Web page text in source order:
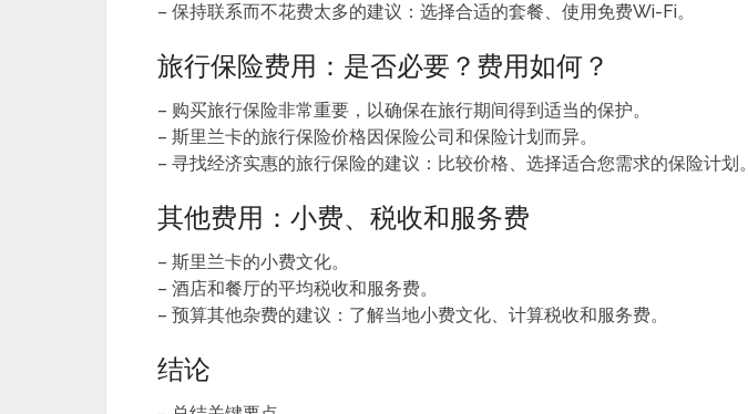
– 保持联系而不花费太多的建议：选择合适的套餐、使用免费Wi-Fi。
旅行保险费用：是否必要？费用如何？
– 购买旅行保险非常重要，以确保在旅行期间得到适当的保护。
– 斯里兰卡的旅行保险价格因保险公司和保险计划而异。
– 寻找经济实惠的旅行保险的建议：比较价格、选择适合您需求的保险计划。
其他费用：小费、税收和服务费
– 斯里兰卡的小费文化。
– 酒店和餐厅的平均税收和服务费。
– 预算其他杂费的建议：了解当地小费文化、计算税收和服务费。
结论